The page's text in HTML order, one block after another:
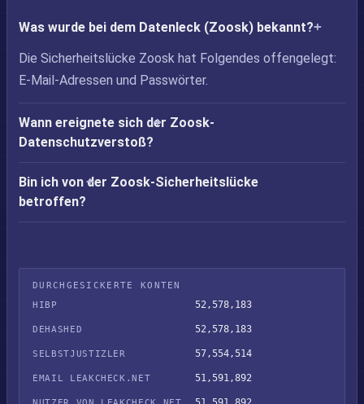
Was wurde bei dem Datenleck (Zoosk) bekannt?
Die Sicherheitslücke Zoosk hat Folgendes offengelegt:
E-Mail-Adressen und Passwörter.
Wann ereignete sich der Zoosk-
Datenschutzverstoß?
Bin ich von der Zoosk-Sicherheitslücke
betroffen?
DURCHGESICKERTE KONTEN
HIBP
52,578,183
DEHASHED 52,578,183
SELBSTJUSTIZLER 57,554,514
EMAIL LEAKCHECK.NET 51,591,892